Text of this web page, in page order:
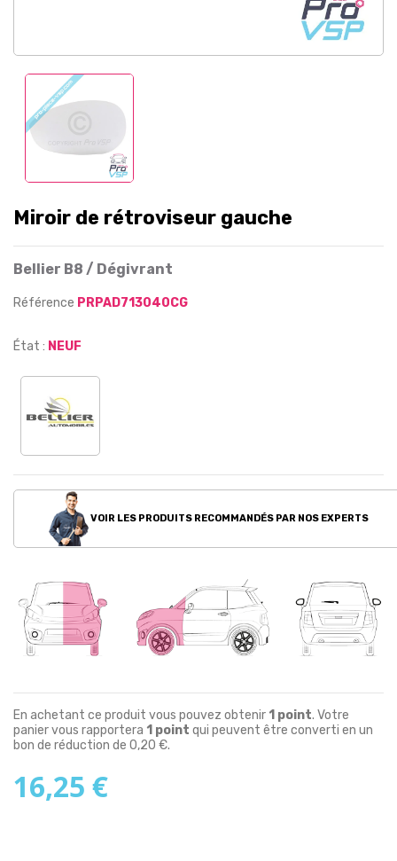
Miroir de rétroviseur gauche
Bellier B8 / Dégivrant
Référence PRPAD713040CG
État : NEUF
VOIR LES PRODUITS RECOMMANDÉS PAR NOS EXPERTS
En achetant ce produit vous pouvez obtenir 1 point. Votre
panier vous rapportera 1 point qui peuvent être converti en un
bon de réduction de 0,20 €.
16,25 €